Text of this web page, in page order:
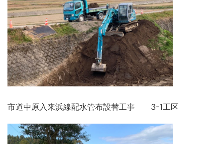
市道中原入来浜線配水管布設替工事 3-1工区